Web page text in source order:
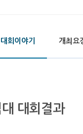
대회이야기 개최요
대 대회결과